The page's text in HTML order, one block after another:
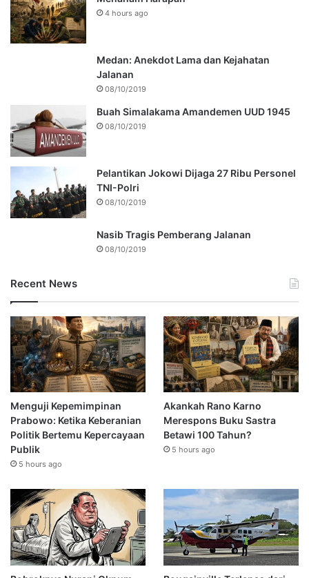
4 hours ago
Medan: Anekdot Lama dan Kejahatan
Jalanan
08/10/2019
Buah Simalakama Amandemen UUD 1945
08/10/2019
Pelantikan Jokowi Dijaga 27 Ribu Personel
TNI-Polri
08/10/2019
Nasib Tragis Pemberang Jalanan
08/10/2019
Recent News
Menguji Kepemimpinan
Prabowo: Ketika Keberanian
Politik Bertemu Kepercayaan
Publik
5 hours ago
Akankah Rano Karno
Merespons Buku Sastra
Betawi 100 Tahun?
5 hours ago